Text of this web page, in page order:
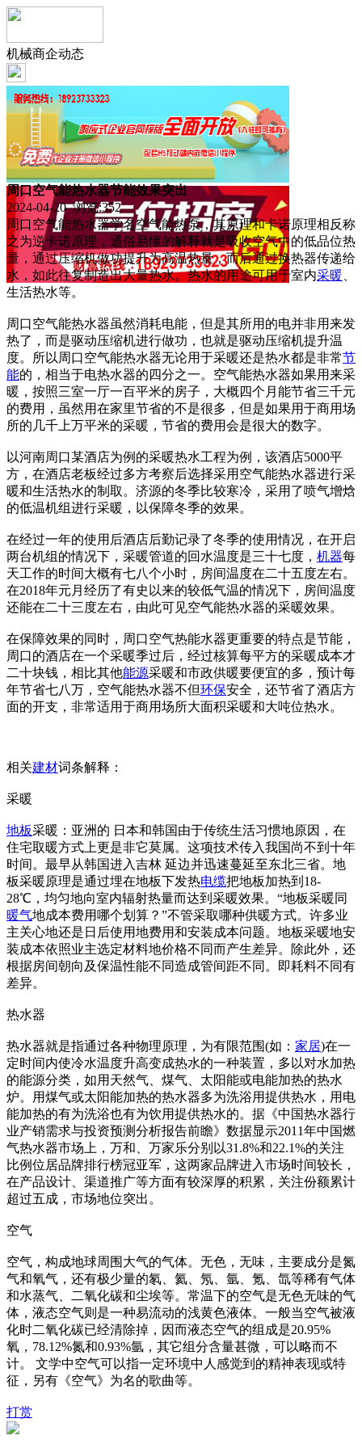
机械商企动态
周口空气能热水器节能效果突出
2024-04-20 浏览:352
周口空气能热水器学名空气能热泵，其原理和卡诺原理相反称
之为逆卡诺原理，通俗易懂的解释就是吸收空气中的低品位热
量，通过压缩机做功提升为高温热量，而后通过换热器传递给
水，如此往复制造出大量热水。热水的用途可用于室内采暖
生活热水等。
周口空气能热水器虽然消耗电能，但是其所用的电并非用来发
热了，而是驱动压缩机进行做功，也就是驱动压缩机提升温
度。所以周口空气能热水器无论用于采暖还是热水都是非常节
能的，相当于电热水器的四分之一。空气能热水器如果用来采
暖，按照三室一厅一百平米的房子，大概四个月能节省三千元
的费用，虽然用在家里节省的不是很多，但是如果用于商用场
所的几千上万平米的采暖，节省的费用会是很大的数字。
以河南周口某酒店为例的采暖热水工程为例，该酒店5000平
方，在酒店老板经过多方考察后选择采用空气能热水器进行采
暖和生活热水的制取。济源的冬季比较寒冷，采用了喷气增焓
的低温机组进行采暖，以保障冬季的效果。
在经过一年的使用后酒店后勤记录了冬季的使用情况，在开启
两台机组的情况下，采暖管道的回水温度是三十七度， 机器每
天工作的时间大概有七八个小时，房间温度在二十五度左右。
在2018年元月经历了有史以来的较低气温的情况下，房间温度
还能在二十三度左右，由此可见空气能热水器的采暖效果。
在保障效果的同时，周口空气热能水器更重要的特点是节能，
周口的酒店在一个采暖季过后，经过核算每平方的采暖成本才
二十块钱，相比其他能源采暖和市政供暖要便宜的多，预计每
年节省七八万，空气能热水器不但环保安全，还节省了酒店方
面的开支，非常适用于商用场所大面积采暖和大吨位热水。
相关建材词条解释：
采暖
地板采暖：亚洲的 日本和韩国由于传统生活习惯地原因，在
住宅取暖方式上更是非它莫属。这项技术传入我国尚不到十年
时间。最早从韩国进入吉林 延边并迅速蔓延至东北三省。地
板采暖原理是通过埋在地板下发热电缆把地板加热到18-
28℃，均匀地向室内辐射热量而达到采暖效果。“地板采暖同
暖气地成本费用哪个划算？”不管采取哪种供暖方式。许多业
主关心地还是日后使用地费用和安装成本问题。地板采暖地安
装成本依照业主选定材料地价格不同而产生差异。除此外，还
根据房间朝向及保温性能不同造成管间距不同。即耗料不同有
差异。
热水器
热水器就是指通过各种物理原理，为有限范围(如： 家居)在一
定时间内使冷水温度升高变成热水的一种装置，多以对水加热
的能源分类，如用天然气、煤气、太阳能或电能加热的热水
炉。用煤气或太阳能加热的热水器多为洗浴用提供热水，用电
能加热的有为洗浴也有为饮用提供热水的。据《中国热水器行
业产销需求与投资预测分析报告前瞻》数据显示2011年中国燃
气热水器市场上，万和、万家乐分别以31.8%和22.1%的关注
比例位居品牌排行榜冠亚军，这两家品牌进入市场时间较长，
在产品设计、渠道推广等方面有较深厚的积累，关注份额累计
超过五成，市场地位突出。
空气
空气，构成地球周围大气的气体。无色，无味，主要成分是氮
气和氧气，还有极少量的氡、氦、氖、氩、氪、氙等稀有气体
和水蒸气、二氧化碳和尘埃等。常温下的空气是无色无味的气
体，液态空气则是一种易流动的浅黄色液体。一般当空气被液
化时二氧化碳已经清除掉，因而液态空气的组成是20.95%
氧，78.12%氮和0.93%氩，其它组分含量甚微，可以略而不
计。 文学中空气可以指一定环境中人感觉到的精神表现或特
征，另有《空气》为名的歌曲等。
打赏